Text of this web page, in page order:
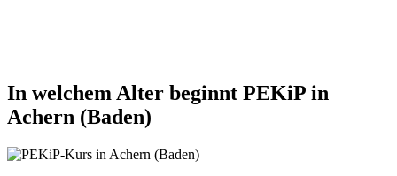
In welchem Alter beginnt PEKiP in
Achern (Baden)